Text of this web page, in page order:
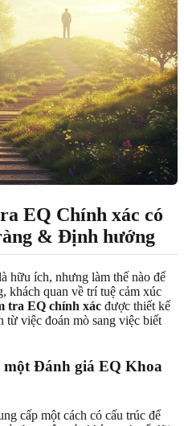
EQ Chính xác có
& Định hướng
hữu ích, nhưng làm thế nào để
khách quan về trí tuệ cảm xúc
tra EQ chính xác được thiết kế
từ việc đoán mò sang việc biết
Đánh giá EQ Khoa
cấp một cách có cấu trúc để